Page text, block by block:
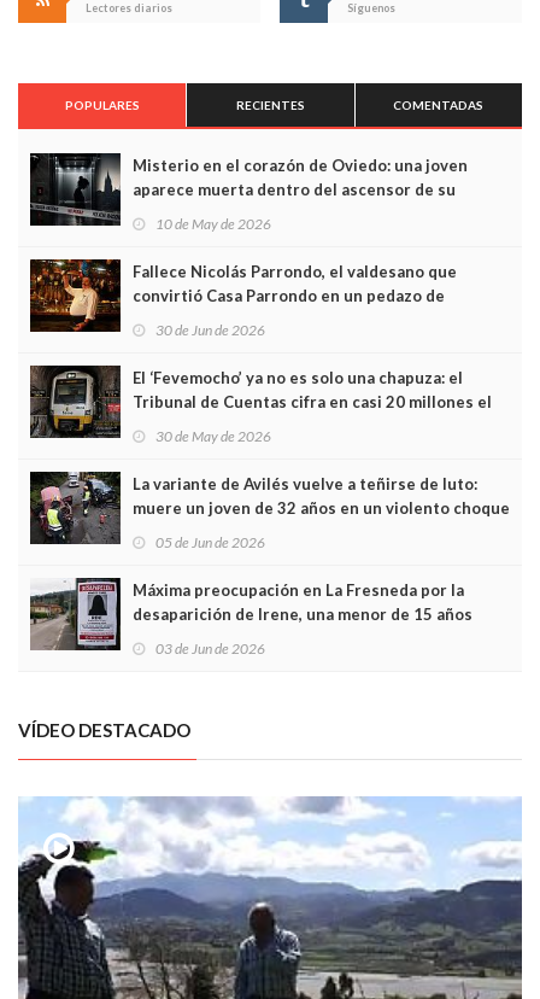
Lectores diarios
Síguenos
POPULARES RECIENTES COMENTADAS
Misterio en el corazón de Oviedo: una joven
aparece muerta dentro del ascensor de su
edificio y las cámaras captan sus últimos minutos
10 de May de 2026
Fallece Nicolás Parrondo, el valdesano que
convirtió Casa Parrondo en un pedazo de
Asturias en Madrid
30 de Jun de 2026
El ‘Fevemocho’ ya no es solo una chapuza: el
Tribunal de Cuentas cifra en casi 20 millones el
sobrecoste de los trenes que no cabían por los
30 de May de 2026
La variante de Avilés vuelve a teñirse de luto:
muere un joven de 32 años en un violento choque
frontal
05 de Jun de 2026
Máxima preocupación en La Fresneda por la
desaparición de Irene, una menor de 15 años
03 de Jun de 2026
VÍDEO DESTACADO